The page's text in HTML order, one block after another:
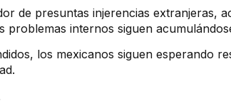
de presuntas injerencias extranjeras,
internos siguen
los mexicanos siguen esperando